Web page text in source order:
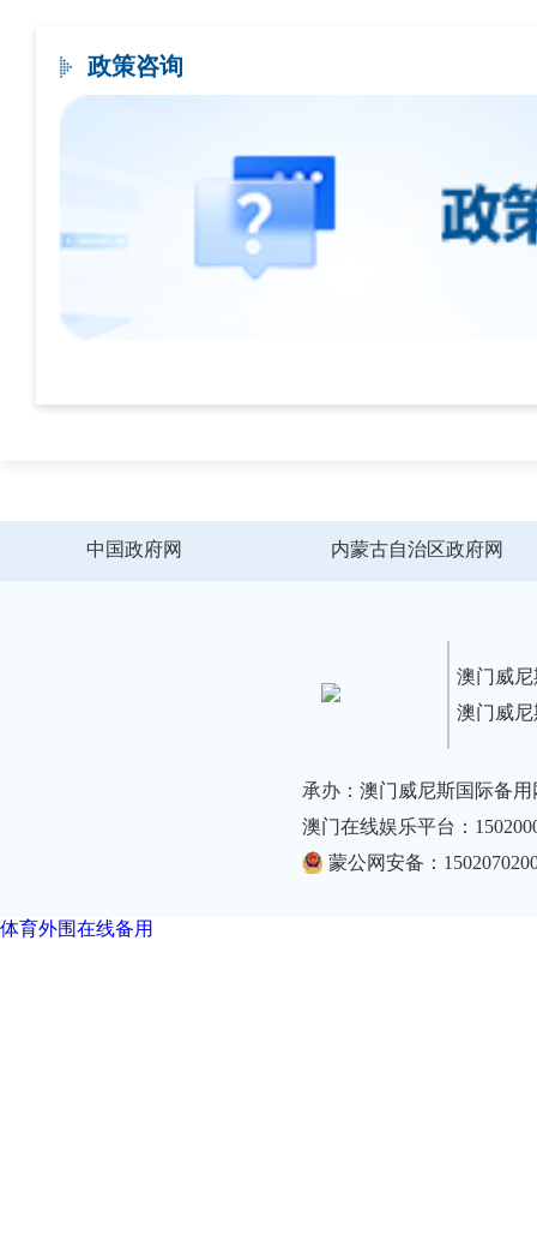
政策咨询
中国政府网 内蒙古自治区政府网
澳门威
澳门威
承办：澳门威尼斯国际备用
澳门在线娱乐平台：
蒙公网安备：
体育外围在线备用